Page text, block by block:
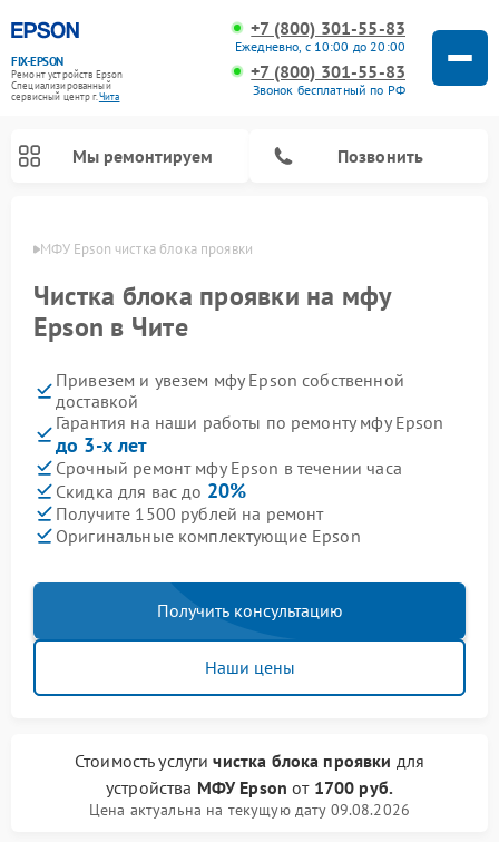
FIX-EPSON
Ремонт устройств Epson
Специализированный
cервисный центр г.Чита
+7 (800) 301-55-83
Ежедневно, с 10:00 до 20:00
+7 (800) 301-55-83
Звонок бесплатный по РФ
Мы ремонтируем Позвонить
МФУ Epson чистка блока проявки
Чистка блока проявки на мфу
Epson в Чите
Привезем и увезем мфу Epson собственной
доставкой
Гарантия на наши работы по ремонту мфу Epson
до 3-х лет
Срочный ремонт мфу Epson в течении часа
Скидка для вас до 20%
Получите 1500 рублей на ремонт
Оригинальные комплектующие Epson
Получить консультацию
Наши цены
Стоимость услугичистка блока проявки для
устройства МФУ Epson от 1700 руб.
Цена актуальна на текущую дату 09.08.2026